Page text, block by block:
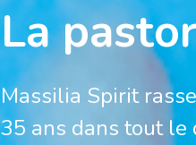
La
Massilia Spirit
35 ans dans tout le